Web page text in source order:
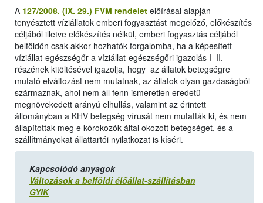
A 127/2008. (IX. 29.) FVM rendelet előírásai alapján
tenyésztett víziállatok emberi fogyasztást megelőző, előkészítés
céljából illetve előkészítés nélkül, emberi fogyasztás céljából
belföldön csak akkor hozhatók forgalomba, ha a képesített
víziállat-egészségőr a víziállat-egészségőri igazolás I–II.
részének kitöltésével igazolja, hogy az állatok betegségre
mutató elváltozást nem mutatnak, az állatok olyan gazdaságból
származnak, ahol nem áll fenn ismeretlen eredetű
megnövekedett arányú elhullás, valamint az érintett
állományban a KHV betegség vírusát nem mutatták ki, és nem
állapítottak meg e kórokozók által okozott betegséget, és a
szállítmányokat állattartói nyilatkozat is kíséri.
Kapcsolódó anyagok
Változások a belföldi élőállat-szállításban
GYIK